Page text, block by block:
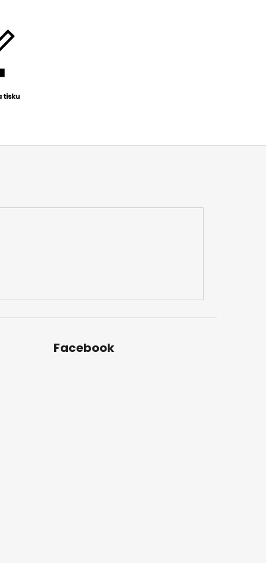
Facebook